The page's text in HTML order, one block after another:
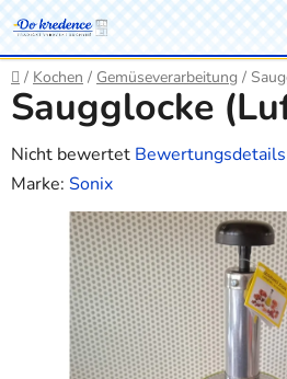
Zum
Inhalt
springen
Startseite
/ Kochen / Gemüseverarbeitung /
Saugglocke
Die
durchschnittliche
Produktbewertung
Sternen.
Nicht bewertet Bewertungsdetails
Marke: Sonix